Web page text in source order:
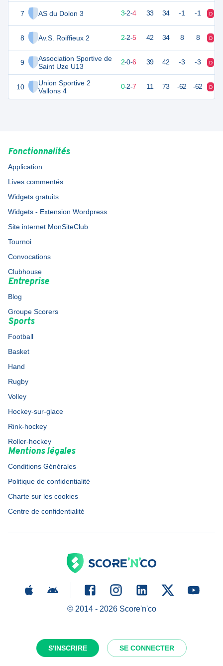
S'INSCRIRE SE CONNECTER
7 AS du Dolon 3
8 Av.S. Roiffieux 2
9
Association Sportive de
Saint Uze U13
10
Union Sportive 2
Vallons 4
3-2-4 33 34 -1 -1 D
2-2-5 42 34 8 8 D
5 9 2-0-6 39 42 -3 -3 D
2 0-2-7 11 73 -62 -62 D
Fonctionnalités
Application
Lives commentés
Widgets gratuits
Widgets - Extension Wordpress
Site internet MonSiteClub
Tournoi
Convocations
Clubhouse
Entreprise
Blog
Groupe Scorers
Sports
Football
Basket
Hand
Rugby
Volley
Hockey-sur-glace
Rink-hockey
Roller-hockey
Mentions légales
Conditions Générales
Politique de confidentialité
Charte sur les cookies
Centre de confidentialité
© 2014 - 2026Score'n'co